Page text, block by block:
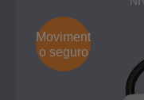
Moviment
o seguro